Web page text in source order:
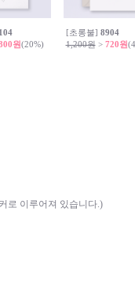
원(20%)
[초롱불] 8904
1,200원> 720원
로 이루어져 있습니다.)